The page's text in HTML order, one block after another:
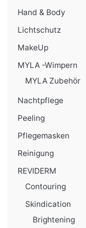
Hand & Body
Lichtschutz
MakeUp
MYLA -Wimpern
MYLA Zubehör
Nachtpflege
Peeling
Pflegemasken
Reinigung
REVIDERM
Contouring
Skindication
Brightening